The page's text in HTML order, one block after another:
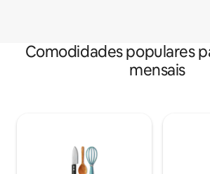
Comodidades populares
mensais